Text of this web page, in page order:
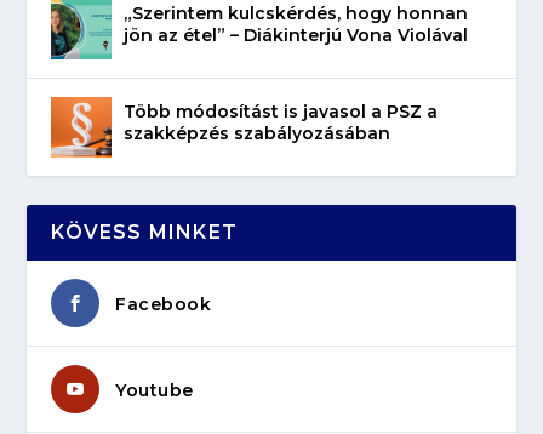
„Szerintem kulcskérdés, hogy honnan
jön az étel” – Diákinterjú Vona Violával
Több módosítást is javasol a PSZ a
szakképzés szabályozásában
KÖVESS MINKET
Facebook
Youtube